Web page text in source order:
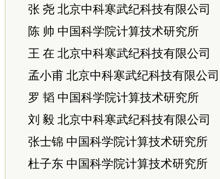
张 尧 北京中科寒武纪科技有限公司
陈 帅 中国科学院计算技术研究所
王 在 北京中科寒武纪科技有限公司
孟小甫 北京中科寒武纪科技有限公司
罗 韬 中国科学院计算技术研究所
刘 毅 北京中科寒武纪科技有限公司
张士锦 中国科学院计算技术研究所
杜子东 中国科学院计算技术研究所